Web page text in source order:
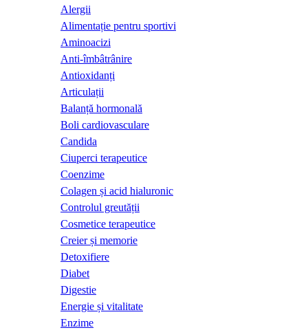
Alergii
Alimentație pentru sportivi
Aminoacizi
Anti-îmbâtrânire
Antioxidanți
Articulații
Balanță hormonală
Boli cardiovasculare
Candida
Ciuperci terapeutice
Coenzime
Colagen și acid hialuronic
Controlul greutății
Cosmetice terapeutice
Creier și memorie
Detoxifiere
Diabet
Digestie
Energie și vitalitate
Enzime